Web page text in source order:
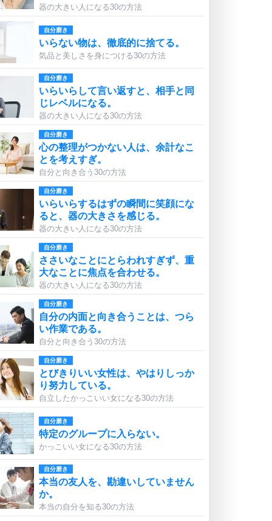
器の大きい人になる30の方法
自分磨き
いらない物は、徹底的に捨てる。
気品と美しさを身につける30の方法
自分磨き
いらいらして言い返すと、相手と同
じレベルになる。
器の大きい人になる30の方法
自分磨き
心の整理がつかない人は、余計なこ
とを考えすぎ。
自分と向き合う30の方法
自分磨き
いらいらするはずの瞬間に笑顔にな
ると、器の大きさを感じる。
器の大きい人になる30の方法
自分磨き
ささいなことにとらわれすぎず、重
大なことに焦点を合わせる。
器の大きい人になる30の方法
自分磨き
自分の内面と向き合うことは、つら
い作業である。
自分と向き合う30の方法
自分磨き
とびきりいい女性は、やはりしっか
り努力している。
自立したかっこいい女になる30の方法
自分磨き
特定のグループに入らない。
かっこいい女になる30の方法
自分磨き
本当の友人を、勘違いしていません
か。
本当の自分を知る30の方法